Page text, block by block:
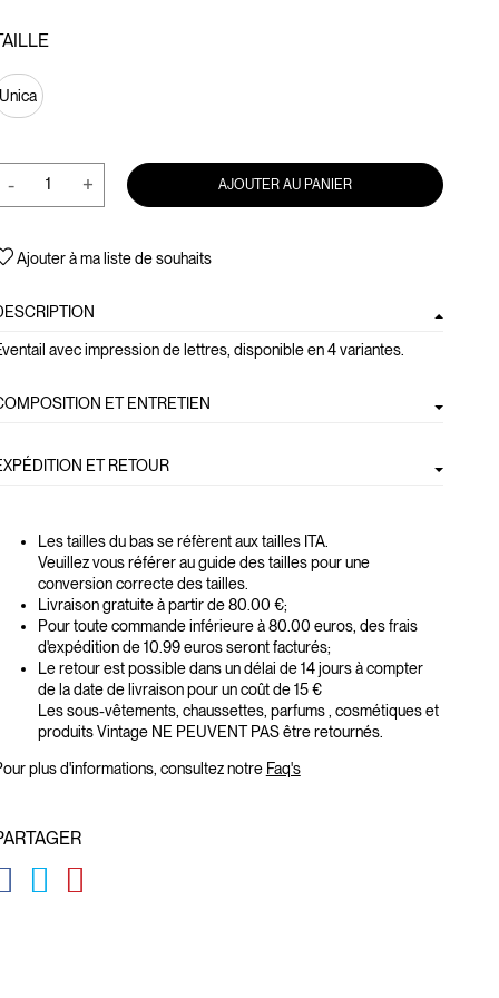
Unica
- + AJOUTER AU PANIER
Ajouter à ma liste de souhaits
avec impression de lettres, disponible en 4 variantes.
ET ENTRETIEN
ET RETOUR
Les tailles du bas se réfèrent aux tailles ITA.
Veuillez vous référer au guide des tailles pour une
conversion correcte des tailles.
Livraison gratuite à partir de 80.00 €;
Pour toute commande inférieure à 80.00 euros, des frais
d'expédition de 10.99 euros seront facturés;
Le retour est possible dans un délai de 14 jours à compter
de la date de livraison pour un coût de 15 €
Les sous-vêtements, chaussettes, parfums , cosmétiques et
produits Vintage NE PEUVENT PAS être retournés.
plus d'informations, consultez notre Faq's